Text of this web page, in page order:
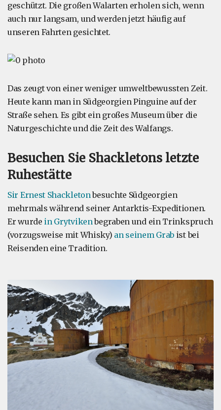
geschützt. Die großen Walarten erholen sich, wenn
auch nur langsam, und werden jetzt häufig auf
unseren Fahrten gesichtet.
Das zeugt von einer weniger umweltbewussten Zeit.
Heute kann man in Südgeorgien Pinguine auf der
Straße sehen. Es gibt ein großes Museum über die
Naturgeschichte und die Zeit des Walfangs.
Besuchen Sie Shackletons letzte
Ruhestätte
Sir Ernest Shackletonbesuchte Südgeorgien
mehrmals während seiner Antarktis-Expeditionen.
Er wurde in Grytvikenbegraben und ein Trinkspruch
(vorzugsweise mit Whisky) an seinem Grab ist bei
Reisenden eine Tradition.